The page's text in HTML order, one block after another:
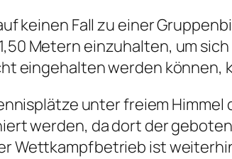
keinen Fall zu einer
Metern einzuhalten, um
eingehalten werden können,
unter freiem
werden, da dort der
Wettkampfbetrieb ist